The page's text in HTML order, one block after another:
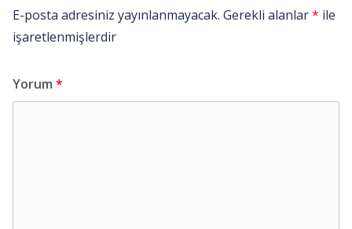
E-posta adresiniz yayınlanmayacak. Gerekli alanlar* ile
işaretlenmişlerdir
Yorum *